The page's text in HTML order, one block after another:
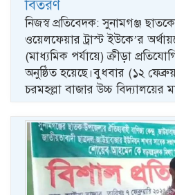
বিতরণ
নিজস্ব প্রতিবেদক: সুনামগঞ্জ
ওয়েলফেয়ার ট্রাস্ট ইউকে’র
(মাধ্যমিক পর্যায়ে) ক্রীড়া
অনুষ্ঠিত হয়েছে।বুধবার (১২
চরমহল্লা বাজার উচ্চ বিদ্যালয়ের